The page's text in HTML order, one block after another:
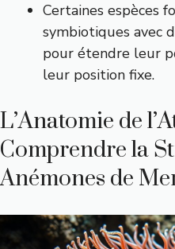
Certaines espèces
symbiotiques avec
pour étendre leur
leur position fixe.
L’Anatomie de
Comprendre la
Anémones de